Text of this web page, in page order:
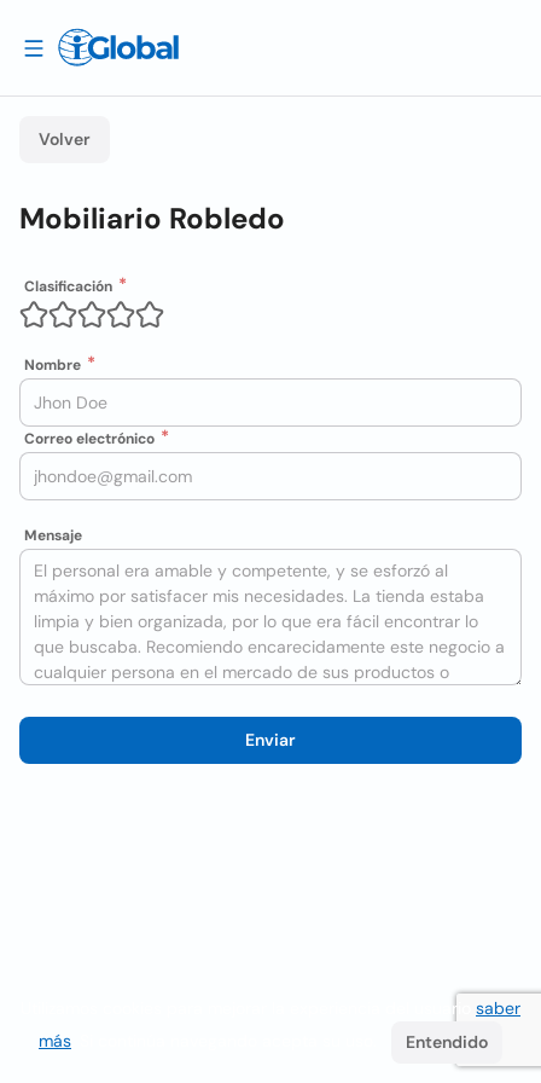
Volver
Mobiliario Robledo
Clasificación
Nombre
Correo electrónico
Mensaje
Enviar
Utilizamos cookies para mejorar la experiencia del usuario saber
más
Entendido